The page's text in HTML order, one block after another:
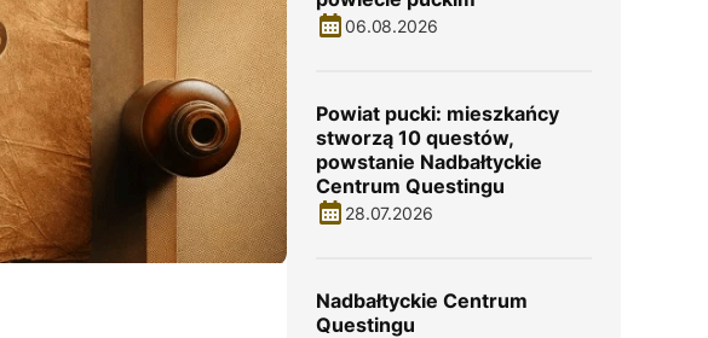
06.08.2026
Powiat pucki: mieszkańcy
stworzą 10 questów,
powstanie Nadbałtyckie
Centrum Questingu
28.07.2026
Nadbałtyckie Centrum
Questingu